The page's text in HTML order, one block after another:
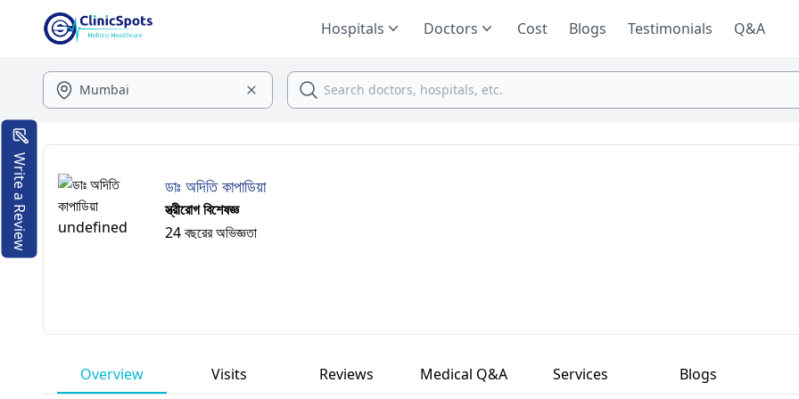
Hospitals Doctors Cost Blogs Testimonials Q&A
ডাঃ অদিতি কাপাডিয়া
স্ত্রীরোগ বিশেষজ্ঞ
24 বছরের অভিজ্ঞতা
Overview Visits Reviews Medical Q&A Services Blogs
Write a Review